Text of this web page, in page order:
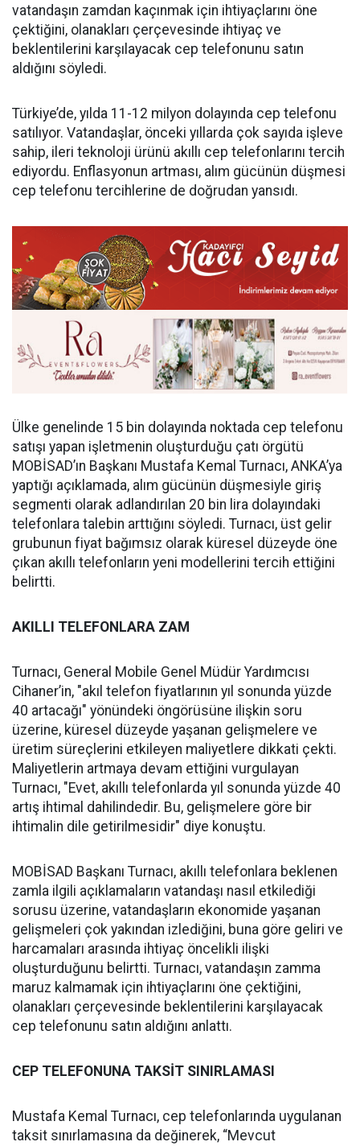
vatandaşın zamdan kaçınmak için ihtiyaçlarını öne
çektiğini, olanakları çerçevesinde ihtiyaç ve
beklentilerini karşılayacak cep telefonunu satın
aldığını söyledi.
Türkiye’de, yılda 11-12 milyon dolayında cep telefonu
satılıyor. Vatandaşlar, önceki yıllarda çok sayıda işleve
sahip, ileri teknoloji ürünü akıllı cep telefonlarını tercih
ediyordu. Enflasyonun artması, alım gücünün düşmesi
cep telefonu tercihlerine de doğrudan yansıdı.
Ülke genelinde 15 bin dolayında noktada cep telefonu
satışı yapan işletmenin oluşturduğu çatı örgütü
MOBİSAD’ın Başkanı Mustafa Kemal Turnacı, ANKA’ya
yaptığı açıklamada, alım gücünün düşmesiyle giriş
segmenti olarak adlandırılan 20 bin lira dolayındaki
telefonlara talebin arttığını söyledi. Turnacı, üst gelir
grubunun fiyat bağımsız olarak küresel düzeyde öne
çıkan akıllı telefonların yeni modellerini tercih ettiğini
belirtti.
AKILLI TELEFONLARA ZAM
Turnacı, General Mobile Genel Müdür Yardımcısı
Cihaner’in, "akıl telefon fiyatlarının yıl sonunda yüzde
40 artacağı" yönündeki öngörüsüne ilişkin soru
üzerine, küresel düzeyde yaşanan gelişmelere ve
üretim süreçlerini etkileyen maliyetlere dikkati çekti.
Maliyetlerin artmaya devam ettiğini vurgulayan
Turnacı, "Evet, akıllı telefonlarda yıl sonunda yüzde 40
artış ihtimal dahilindedir. Bu, gelişmelere göre bir
ihtimalin dile getirilmesidir" diye konuştu.
MOBİSAD Başkanı Turnacı, akıllı telefonlara beklenen
zamla ilgili açıklamaların vatandaşı nasıl etkilediği
sorusu üzerine, vatandaşların ekonomide yaşanan
gelişmeleri çok yakından izlediğini, buna göre geliri ve
harcamaları arasında ihtiyaç öncelikli ilişki
oluşturduğunu belirtti. Turnacı, vatandaşın zamma
maruz kalmamak için ihtiyaçlarını öne çektiğini,
olanakları çerçevesinde beklentilerini karşılayacak
cep telefonunu satın aldığını anlattı.
CEP TELEFONUNA TAKSİT SINIRLAMASI
Mustafa Kemal Turnacı, cep telefonlarında uygulanan
taksit sınırlamasına da değinerek, “Mevcut